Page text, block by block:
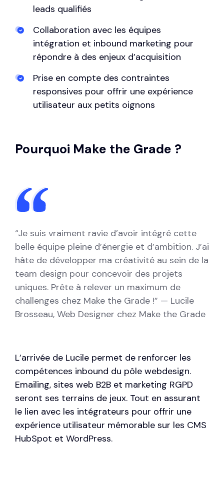
leads qualifiés
Collaboration avec les équipes
intégration et inbound marketing pour
répondre à des enjeux d’acquisition
Prise en compte des contraintes
responsives pour offrir une expérience
utilisateur aux petits oignons
Pourquoi Make the Grade ?
“Je suis vraiment ravie d’avoir intégré cette
belle équipe pleine d’énergie et d’ambition. J’ai
hâte de développer ma créativité au sein de la
team design pour concevoir des projets
uniques. Prête à relever un maximum de
challenges chez Make the Grade !” — Lucile
Brosseau, Web Designer chez Make the Grade
L’arrivée de Lucile permet de renforcer les
compétences inbound du pôle webdesign.
Emailing, sites web B2B et marketing RGPD
seront ses terrains de jeux. Tout en assurant
le lien avec les intégrateurs pour offrir une
expérience utilisateur mémorable sur les CMS
HubSpot et WordPress.